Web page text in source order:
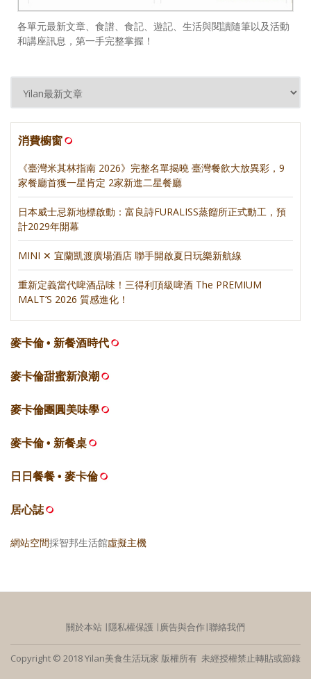
各單元最新文章、食譜、食記、遊記、生活與閱讀隨筆以及活動
和講座訊息，第一手完整掌握！
消費櫥窗
《臺灣米其林指南 2026》完整名單揭曉 臺灣餐飲大放異彩，9
家餐廳首獲一星肯定 2家新進二星餐廳
日本威士忌新地標啟動：富良詩FURALISS蒸餾所正式動工，預
計2029年開幕
MINI ✕ 宜蘭凱渡廣場酒店 聯手開啟夏日玩樂新航線
重新定義當代啤酒品味！三得利頂級啤酒 The PREMIUM
MALT’S 2026 質感進化！
麥卡倫 • 新餐酒時代
麥卡倫甜蜜新浪潮
麥卡倫團圓美味學
麥卡倫 • 新餐桌
日日餐餐 • 麥卡倫
居心誌
網站空間採智邦生活館虛擬主機
關於本站 ∣隱私權保護 ∣廣告與合作∣聯絡我們
Copyright © 2018 Yilan美食生活玩家 版權所有 未經授權禁止轉貼或節錄